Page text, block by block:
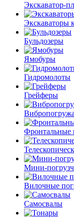
Экскаватор-
Экскаваторы
Бульдозеры
Ямобуры
Гидромолоты
Грейферы
Фронтальные
Мини-
Вилочные
Самосвалы